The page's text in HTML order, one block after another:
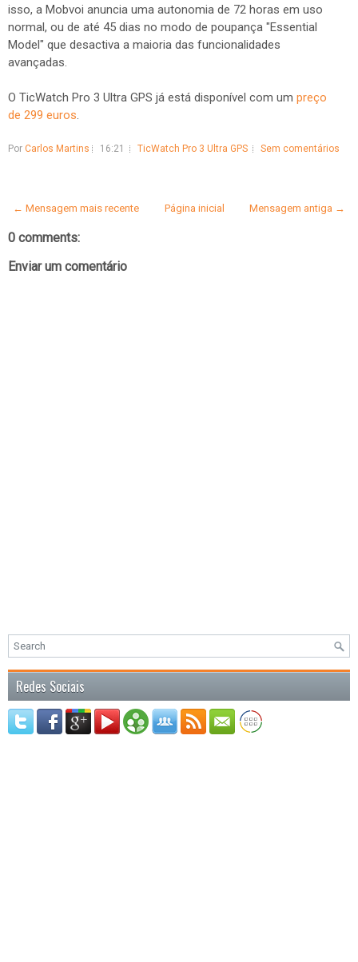
isso, a Mobvoi anuncia uma autonomia de 72 horas em uso
normal, ou de até 45 dias no modo de poupança "Essential
Model" que desactiva a maioria das funcionalidades
avançadas.
O TicWatch Pro 3 Ultra GPS já está disponível com um preço
de 299 euros.
Por Carlos Martins 16:21 TicWatch Pro 3 Ultra GPS Sem comentários
← Mensagem mais recente Mensagem antiga →
Página inicial
0 comments:
Enviar um comentário
Redes Sociais